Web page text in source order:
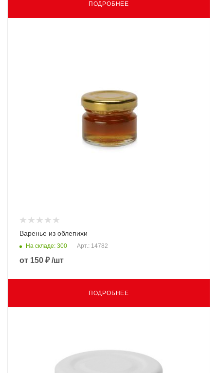
ПОДРОБНЕЕ
Варенье из облепихи
На складе: 300 Арт.: 14782
от 150 ₽ /шт
ПОДРОБНЕЕ